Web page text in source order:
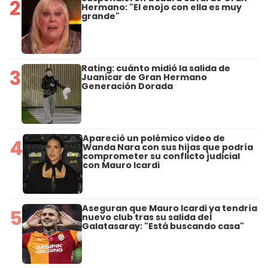
2 Hermano: "El enojo con ella es muy
grande"
3 Rating: cuánto midió la salida de
Juanicar de Gran Hermano
Generación Dorada
4 Apareció un polémico video de
Wanda Nara con sus hijas que podría
comprometer su conflicto judicial
con Mauro Icardi
5 Aseguran que Mauro Icardi ya tendría
nuevo club tras su salida del
Galatasaray: "Está buscando casa"